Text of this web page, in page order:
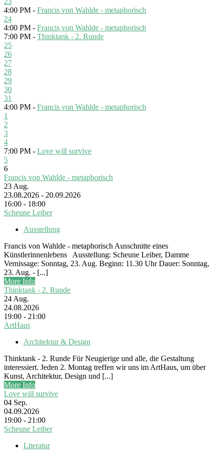
4:00 PM - Francis von Wahlde - metaphorisch
24
4:00 PM - Francis von Wahlde - metaphorisch
7:00 PM - Thinktank - 2. Runde
25
26
27
28
29
30
31
4:00 PM - Francis von Wahlde - metaphorisch
1
2
3
4
7:00 PM - Love will survive
5
6
Francis von Wahlde - metaphorisch
23 Aug.
23.08.2026 - 20.09.2026
16:00 - 18:00
Scheune Leiber
Ausstellung
Francis von Wahlde - metaphorisch Ausschnitte eines
Künstlerinnenlebens Ausstellung: Scheune Leiber, Damme
Vernissage: Sonntag, 23. Aug. Beginn: 11.30 Uhr Dauer: Sonntag,
23. Aug. - [...]
More Info
Thinktank - 2. Runde
24 Aug.
24.08.2026
19:00 - 21:00
ArtHaus
Architektur & Design
Thinktank - 2. Runde Für Neugierige und alle, die Gestaltung
interessiert. Jeden 2. Montag treffen wir uns im ArtHaus, um über
Kunst, Architektur, Design und [...]
More Info
Love will survive
04 Sep.
04.09.2026
19:00 - 21:00
Scheune Leiber
Literatur